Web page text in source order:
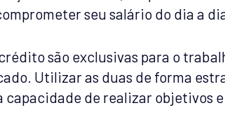
seu salário do dia a
são exclusivas para o
Utilizar as duas de forma
de realizar objetivos